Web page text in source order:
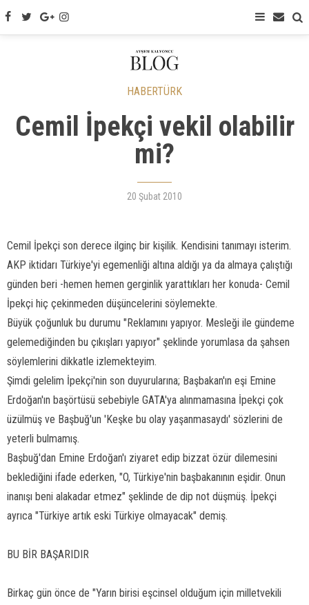
HABERTÜRK
Cemil İpekçi vekil olabilir
mi?
20 Şubat 2010
Cemil İpekçi son derece ilginç bir kişilik. Kendisini tanımayı isterim.
AKP iktidarı Türkiye'yi egemenliği altına aldığı ya da almaya çalıştığı
günden beri -hemen hemen gerginlik yarattıkları her konuda- Cemil
İpekçi hiç çekinmeden düşüncelerini söylemekte.
Büyük çoğunluk bu durumu "Reklamını yapıyor. Mesleği ile gündeme
gelemediğinden bu çıkışları yapıyor" şeklinde yorumlasa da şahsen
söylemlerini dikkatle izlemekteyim.
Şimdi gelelim İpekçi'nin son duyurularına; Başbakan'ın eşi Emine
Erdoğan'ın başörtüsü sebebiyle GATA'ya alınmamasına İpekçi çok
üzülmüş ve Başbuğ'un 'Keşke bu olay yaşanmasaydı' sözlerini de
yeterli bulmamış.
Başbuğ'dan Emine Erdoğan'ı ziyaret edip bizzat özür dilemesini
beklediğini ifade ederken, "O, Türkiye'nin başbakanının eşidir. Onun
inanışı beni alakadar etmez" şeklinde de dip not düşmüş. İpekçi
ayrıca "Türkiye artık eski Türkiye olmayacak" demiş.
BU BİR BAŞARIDIR
Birkaç gün önce de "Yarın birisi eşcinsel olduğum için milletvekili